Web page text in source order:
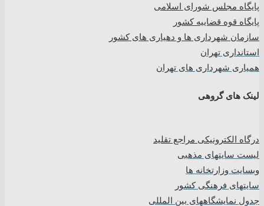
پایگاه مجلس شورای اسلامی
پایگاه قوه قضاییه کشور
سازمان شهرداری ها و دهیاری های کشور
استانداری تهران
همیاری شهرداری های تهران
لینک های گروهی
درگاه الکترونیکی مراجع تقلید
لیست سایتهای مذهبی
وبسایت وزارتخانه ها
سایتهای فرهنگی کشور
جدول نمایشگاههای بین المللی